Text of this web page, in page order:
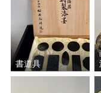
書道具